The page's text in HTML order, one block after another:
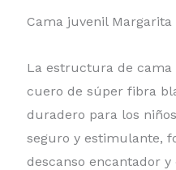
Cama juvenil Margarita
La estructura de cama
cuero de súper fibra
duradero para los
seguro y estimulante,
descanso encantador y